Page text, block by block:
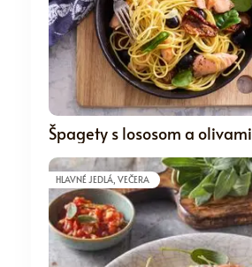
Špagety s lososom a olivami
HLAVNÉ JEDLÁ, VEČERA